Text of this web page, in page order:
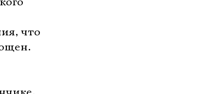
что